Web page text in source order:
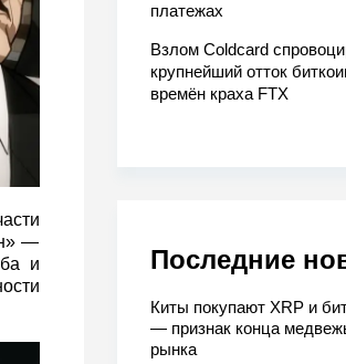
платежах
Взлом Coldcard
крупнейший отток
времён краха FTX
Последние
Киты покупают XRP и
— признак конца
рынка
—
и